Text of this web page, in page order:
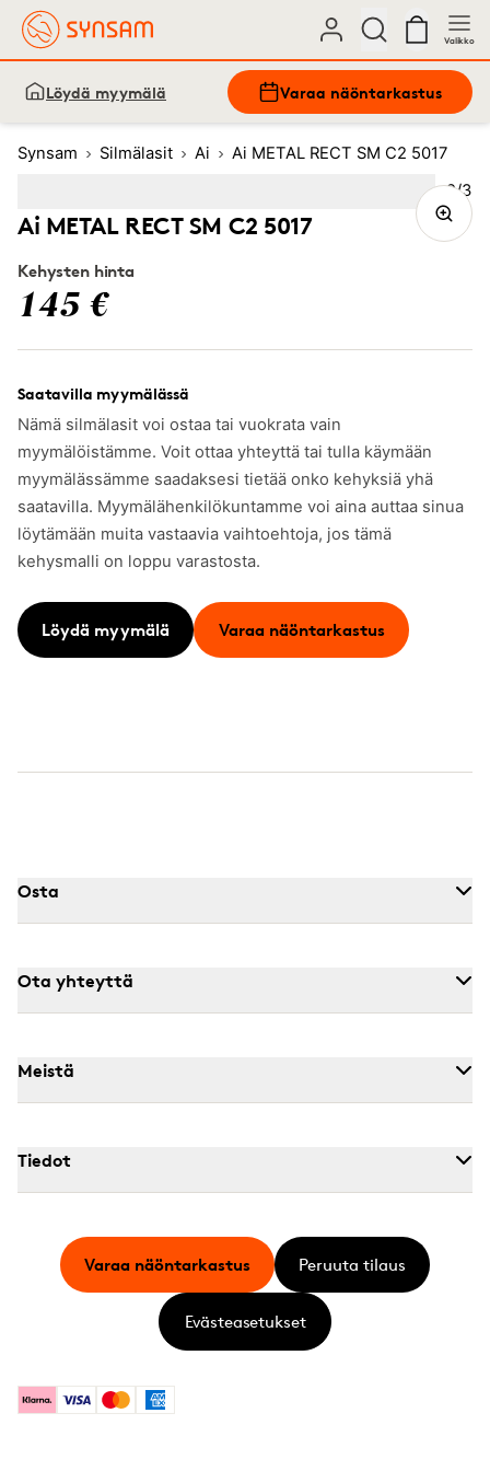
Valikko
Löydä myymälä Varaa näöntarkastus
Synsam Silmälasit Ai Ai METAL RECT SM C2 5017
Ai METAL RECT SM C2 5017
Kehysten hinta
145 €
Saatavilla myymälässä
Nämä silmälasit voi ostaa tai vuokrata vain
myymälöistämme. Voit ottaa yhteyttä tai tulla käymään
myymälässämme saadaksesi tietää onko kehyksiä yhä
saatavilla. Myymälähenkilökuntamme voi aina auttaa sinua
löytämään muita vastaavia vaihtoehtoja, jos tämä
kehysmalli on loppu varastosta.
Löydä myymälä Varaa näöntarkastus
Kuva
2/3
3
Osta
Ota yhteyttä
Meistä
Tiedot
KlarnaVisa MastercardAmerican Express
Varaa näöntarkastus Peruuta tilaus
Evästeasetukset